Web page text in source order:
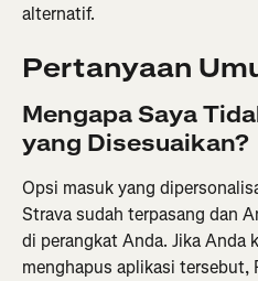
alternatif.
Pertanyaan
Mengapa Saya
yang Disesuaikan?
Opsi masuk yang
Strava sudah terpasang dan
di perangkat Anda. Jika Anda
menghapus aplikasi tersebut,